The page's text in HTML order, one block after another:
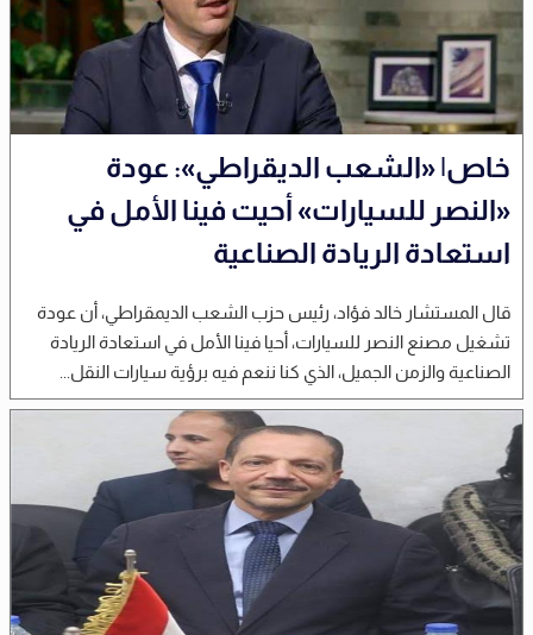
خاص| «الشعب الديقراطي»: عودة
«النصر للسيارات» أحيت فينا الأمل في
استعادة الريادة الصناعية
قال المستشار خالد فؤاد، رئيس حزب الشعب الديمقراطي، أن عودة
تشغيل مصنع النصر للسيارات، أحيا فينا الأمل في استعادة الريادة
الصناعية والزمن الجميل، الذي كنا ننعم فيه برؤية سيارات النقل...